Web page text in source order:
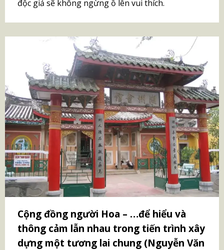
độc giả sẽ không ngừng ồ lên vui thích.
Cộng đồng người Hoa – …để hiểu và
thông cảm lẫn nhau trong tiến trình xây
dựng một tương lai chung (Nguyễn Văn